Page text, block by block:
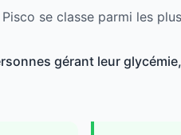
se classe parmi les
gérant leur